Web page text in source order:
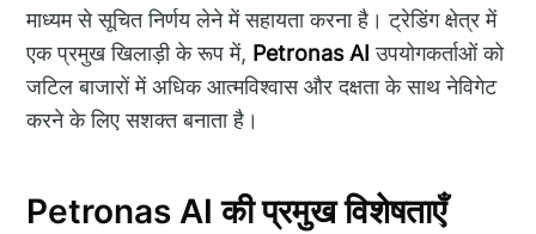
माध्यम से सूचित निर्णय लेने में सहायता करना है। ट्रेडिंग क्षेत्र में
एक प्रमुख खिलाड़ी के रूप में, Petronas AI उपयोगकर्ताओं को
जटिल बाजारों में अधिक आत्मविश्वास और दक्षता के साथ नेविगेट
करने के लिए सशक्त बनाता है।
Petronas AI की प्रमुख विशेषताएँ